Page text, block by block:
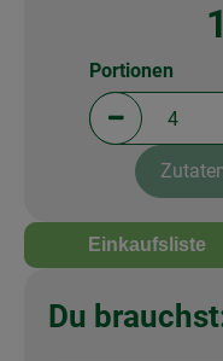
Portionen
Portionen
Einkaufsliste
Du